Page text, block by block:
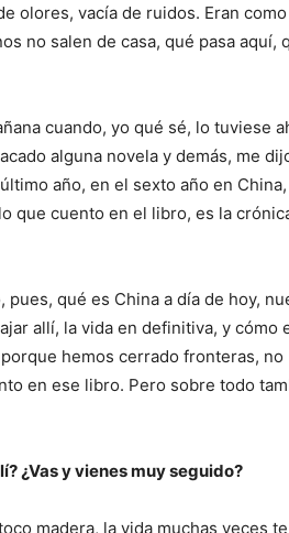
olores, vacía de ruidos. Eran
no salen de casa, qué pasa aquí,
cuando, yo qué sé, lo tuviese
alguna novela y demás, me
año, en el sexto año en
que cuento en el libro, es la
qué es China a día de hoy,
allí, la vida en definitiva, y cómo
hemos cerrado fronteras, no
en ese libro. Pero sobre todo
¿Vas y vienes muy seguido?
madera, la vida muchas veces